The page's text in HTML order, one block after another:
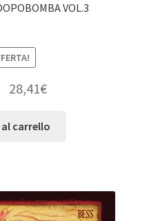
VOL.3
28,41€
carrello